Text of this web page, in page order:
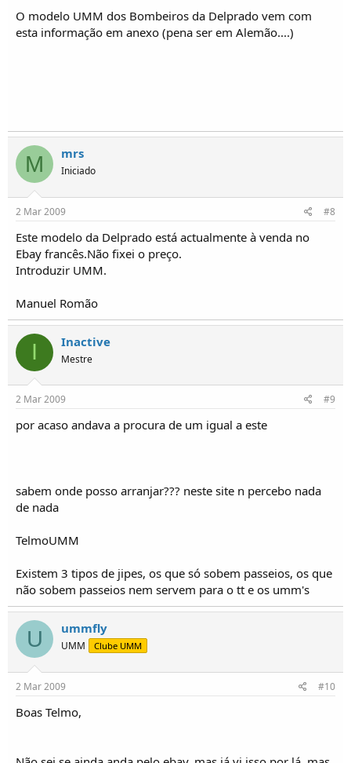
O modelo UMM dos Bombeiros da Delprado vem com
esta informação em anexo (pena ser em Alemão....)
M mrs
Iniciado
2 Mar 2009 #8
Este modelo da Delprado está actualmente à venda no
Ebay francês.Não fixei o preço.
Introduzir UMM.
Manuel Romão
I Inactive
Mestre
2 Mar 2009 #9
por acaso andava a procura de um igual a este
sabem onde posso arranjar??? neste site n percebo nada
de nada
TelmoUMM
Existem 3 tipos de jipes, os que só sobem passeios, os que
não sobem passeios nem servem para o tt e os umm's
U ummfly
UMM Clube UMM
2 Mar 2009 #10
Boas Telmo,